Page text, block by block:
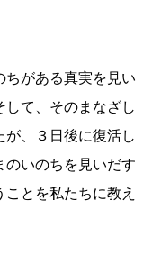
ちがある真実を見い
して、そのまなざし
が、３日後に復活し
のいのちを見いだす
とを私たちに教え